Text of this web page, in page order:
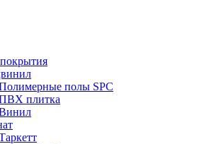
полы SPC
плитка